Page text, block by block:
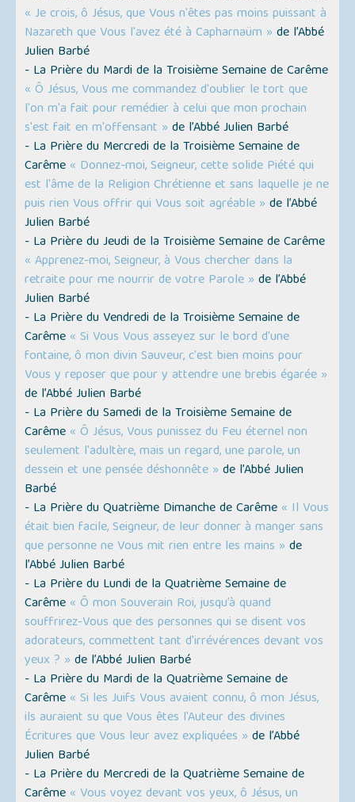
« Je crois, ô Jésus, que Vous n'êtes pas moins puissant à
Nazareth que Vous l'avez été à Capharnaüm » de l’Abbé
Julien Barbé
- La Prière du Mardi de la Troisième Semaine de Carême
« Ô Jésus, Vous me commandez d'oublier le tort que
l'on m'a fait pour remédier à celui que mon prochain
s'est fait en m'offensant » de l’Abbé Julien Barbé
- La Prière du Mercredi de la Troisième Semaine de
Carême « Donnez-moi, Seigneur, cette solide Piété qui
est l'âme de la Religion Chrétienne et sans laquelle je ne
puis rien Vous offrir qui Vous soit agréable » de l’Abbé
Julien Barbé
- La Prière du Jeudi de la Troisième Semaine de Carême
« Apprenez-moi, Seigneur, à Vous chercher dans la
retraite pour me nourrir de votre Parole » de l’Abbé
Julien Barbé
- La Prière du Vendredi de la Troisième Semaine de
Carême « Si Vous Vous asseyez sur le bord d'une
fontaine, ô mon divin Sauveur, c'est bien moins pour
Vous y reposer que pour y attendre une brebis égarée »
de l’Abbé Julien Barbé
- La Prière du Samedi de la Troisième Semaine de
Carême « Ô Jésus, Vous punissez du Feu éternel non
seulement l'adultère, mais un regard, une parole, un
dessein et une pensée déshonnête » de l’Abbé Julien
Barbé
- La Prière du Quatrième Dimanche de Carême « Il Vous
était bien facile, Seigneur, de leur donner à manger sans
que personne ne Vous mit rien entre les mains » de
l’Abbé Julien Barbé
- La Prière du Lundi de la Quatrième Semaine de
Carême « Ô mon Souverain Roi, jusqu’à quand
souffrirez-Vous que des personnes qui se disent vos
adorateurs, commettent tant d'irrévérences devant vos
yeux ? » de l’Abbé Julien Barbé
- La Prière du Mardi de la Quatrième Semaine de
Carême « Si les Juifs Vous avaient connu, ô mon Jésus,
ils auraient su que Vous êtes l'Auteur des divines
Écritures que Vous leur avez expliquées » de l’Abbé
Julien Barbé
- La Prière du Mercredi de la Quatrième Semaine de
Carême « Vous voyez devant vos yeux, ô Jésus, un